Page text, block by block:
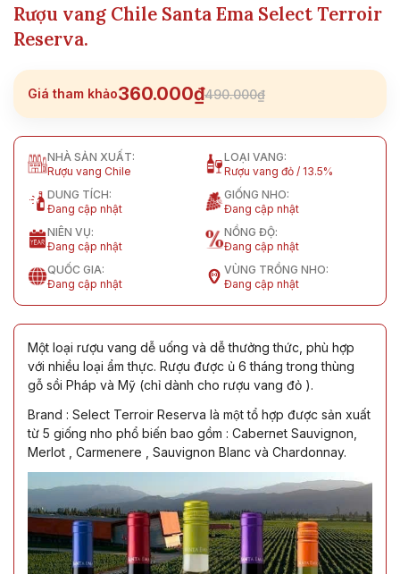
Rượu vang Chile Santa Ema Select Terroir
Reserva.
Giá tham khảo360.000₫490.000₫
NHÀ SẢN XUẤT:
Rượu vang Chile
LOẠI VANG:
Rượu vang đỏ / 13.5%
DUNG TÍCH:
Đang cập nhật
GIỐNG NHO:
Đang cập nhật
NIÊN VỤ:
Đang cập nhật
NỒNG ĐỘ:
Đang cập nhật
QUỐC GIA:
Đang cập nhật
VÙNG TRỒNG NHO:
Đang cập nhật
Một loại rượu vang dễ uống và dễ thưởng thức, phù hợp
với nhiều loại ẩm thực. Rượu được ủ 6 tháng trong thùng
gỗ sồi Pháp và Mỹ (chỉ dành cho rượu vang đỏ ).
Brand : Select Terroir Reserva là một tổ hợp được sản xuất
từ 5 giống nho phổ biến bao gồm : Cabernet Sauvignon,
Merlot , Carmenere , Sauvignon Blanc và Chardonnay.